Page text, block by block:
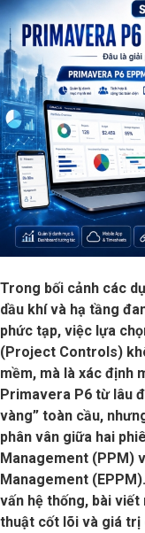
Trong bối cảnh các
dầu khí và hạ tầng
phức tạp, việc lựa
(Project Controls)
mềm, mà là xác định
Primavera P6 từ lâu
vàng” toàn cầu,
phân vân giữa hai
Management (PPM)
Management
vấn hệ thống, bài
thuật cốt lõi và giá trị